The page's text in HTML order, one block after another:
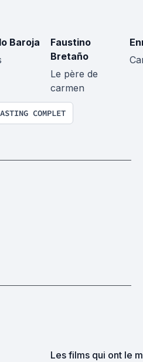
Baroja
Faustino
Bretaño
Le père de
carmen
COMPLET
Les films qui ont le